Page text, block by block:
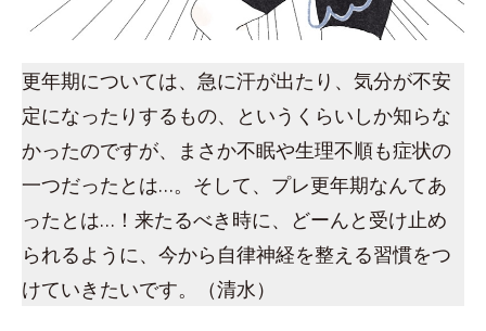
更年期については、急に汗が出たり、気分が不安
定になったりするもの、というくらいしか知らな
かったのですが、まさか不眠や生理不順も症状の
一つだったとは…。そして、プレ更年期なんてあ
ったとは…！来たるべき時に、どーんと受け止め
られるように、今から自律神経を整える習慣をつ
けていきたいです。（清水）